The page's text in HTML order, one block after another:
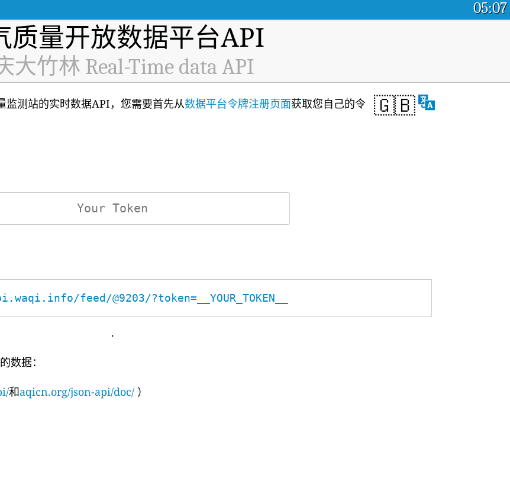
05:07
质量开放数据平台API
大竹林 Real-Time data API
🇬🇧
测站的实时数据API，您需要首先从数据平台令牌注册页面获取您自己的令
feed/@9203/?token=__YOUR_TOKEN__
.
数据：
和aqicn.org/json-api/doc/ ）